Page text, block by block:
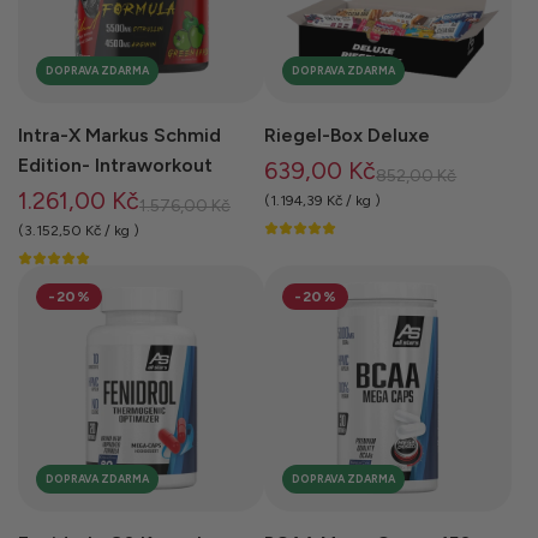
a
a
DOPRAVA ZDARMA
Intra-X Markus Schmid
Edition- Intraworkout
B
e
n
a
1.576,00 Kč
1.261,00 Kč
(3.152,50 Kč / kg )
DOPRAVA ZDARMA
Riegel-Box Deluxe
B
ě
n
a
852,00 Kč
639,00 Kč
(1.194,39 Kč / kg )
-20%
DOPRAVA ZDARMA
-20%
DOPRAVA ZDARMA